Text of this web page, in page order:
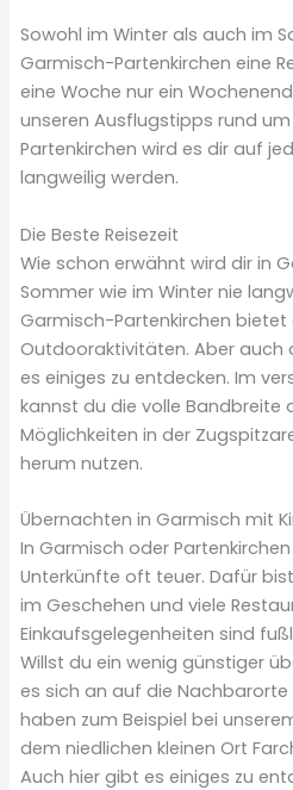
Sowohl im Winter als auch im
Garmisch-Partenkirchen eine
eine Woche nur ein
unseren Ausflugstipps rund
Partenkirchen wird es dir auf
langweilig werden.
Die Beste Reisezeit
Wie schon erwähnt wird dir in
Sommer wie im Winter nie
Garmisch-Partenkirchen bietet
Outdooraktivitäten. Aber auch
es einiges zu entdecken. Im
kannst du die volle Bandbreite
Möglichkeiten in der
herum nutzen.
Übernachten in Garmisch mit
In Garmisch oder
Unterkünfte oft teuer. Dafür
im Geschehen und viele
Einkaufsgelegenheiten sind
Willst du ein wenig günstiger
es sich an auf die Nachbarorte
haben zum Beispiel bei
dem niedlichen kleinen Ort
Auch hier gibt es einiges zu